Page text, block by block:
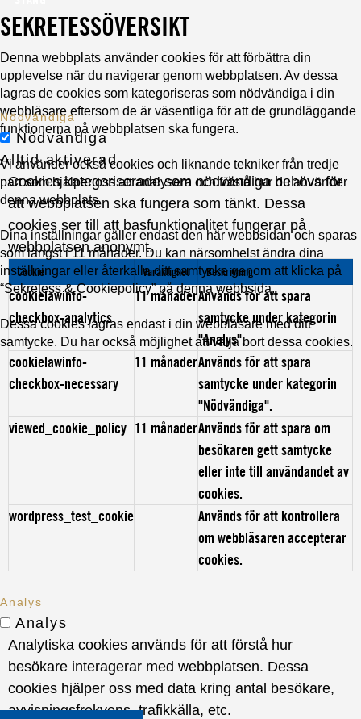
SEKRETESSÖVERSIKT
Denna webbplats använder cookies för att förbättra din
upplevelse när du navigerar genom webbplatsen. Av dessa
lagras de cookies som kategoriseras som nödvändiga i din
webbläsare eftersom de är väsentliga för att de grundläggande
funktionerna på webbplatsen ska fungera.
Vi använder också cookies och liknande tekniker från tredje
part som hjälper oss att analysera och förstå hur du använder
denna webbplats.
Dina inställningar gäller endast den här webbsidan och sparas
som längst i 11 månader. Du kan närsomhelst ändra dina
inställningar eller återkalla ditt samtycke genom att klicka på
“Sekretess & Cookiepolicy” på denna webbsida.
Dessa cookies lagras endast i din webbläsare med ditt
samtycke. Du har också möjlighet att välja bort dessa cookies.
Nödvändiga
Nödvändiga
Alltid aktiverad
Cookies kategoriserade som nödvändiga behövs för
att webbplatsen ska fungera som tänkt. Dessa
cookies ser till att basfunktionalitet fungerar på
webbplatsen anonymt.
Cookie Varaktighet Beskrivning
cookielawinfo-
checkbox-analytics
11 månaderAnvänds för att spara
samtycke under kategorin
"Analys".
cookielawinfo-
checkbox-necessary
11 månaderAnvänds för att spara
samtycke under kategorin
"Nödvändiga".
viewed_cookie_policy 11 månaderAnvänds för att spara om
besökaren gett samtycke
eller inte till användandet av
cookies.
wordpress_test_cookie
Används för att kontrollera
om webbläsaren accepterar
cookies.
Analys
Analys
Analytiska cookies används för att förstå hur
besökare interagerar med webbplatsen. Dessa
cookies hjälper oss med data kring antal besökare,
avvisningsfrekvens, trafikkälla, etc.